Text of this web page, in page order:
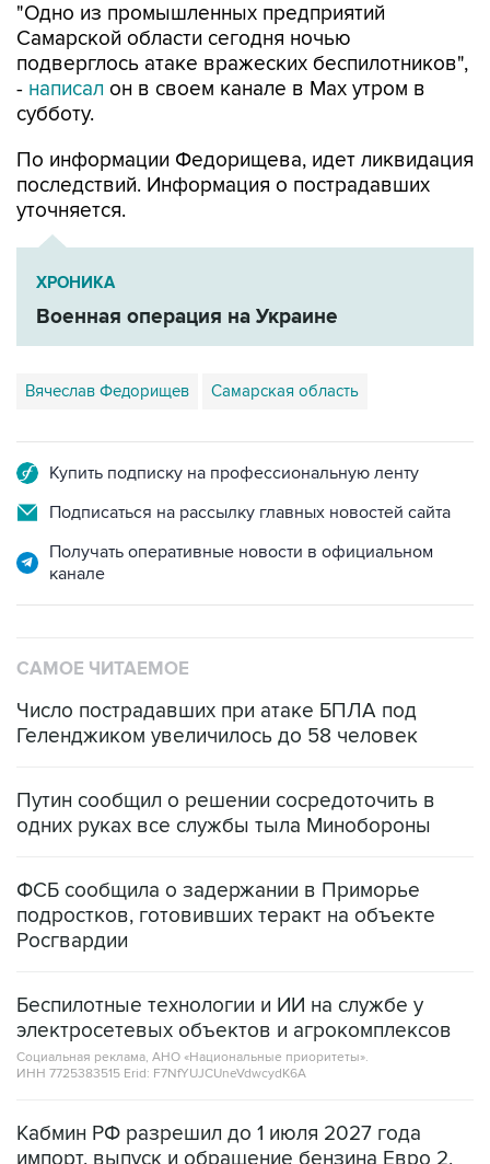
"Одно из промышленных предприятий
Самарской области сегодня ночью
подверглось атаке вражеских беспилотников",
- написал он в своем канале в Max утром в
субботу.
По информации Федорищева, идет ликвидация
последствий. Информация о пострадавших
уточняется.
ХРОНИКА
Военная операция на Украине
Вячеслав Федорищев Самарская область
Купить подписку на профессиональную ленту
Подписаться на рассылку главных новостей сайта
Получать оперативные новости в официальном
канале
САМОЕ ЧИТАЕМОЕ
Число пострадавших при атаке БПЛА под
Геленджиком увеличилось до 58 человек
Путин сообщил о решении сосредоточить в
одних руках все службы тыла Минобороны
ФСБ сообщила о задержании в Приморье
подростков, готовивших теракт на объекте
Росгвардии
Беспилотные технологии и ИИ на службе у
электросетевых объектов и агрокомплексов
Социальная реклама, АНО «Национальные приоритеты».
ИНН 7725383515 Erid: F7NfYUJCUneVdwcydK6A
Кабмин РФ разрешил до 1 июля 2027 года